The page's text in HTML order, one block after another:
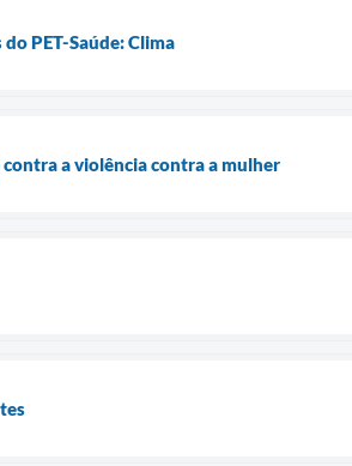
PET-Saúde: Clima
a violência contra a mulher